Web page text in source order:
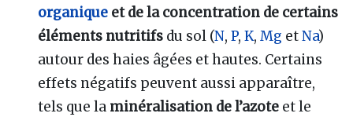
organique et de la concentration de certains
éléments nutritifs du sol (N,P,K,Mg etNa)
autour des haies âgées et hautes. Certains
effets négatifs peuvent aussi apparaître,
tels que la minéralisation de l’azote et le